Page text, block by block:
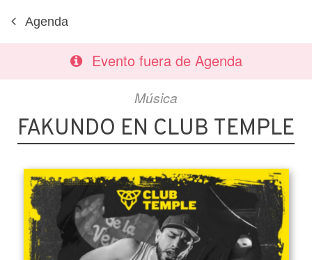
Agenda
Evento fuera de Agenda
Música
FAKUNDO EN CLUB TEMPLE